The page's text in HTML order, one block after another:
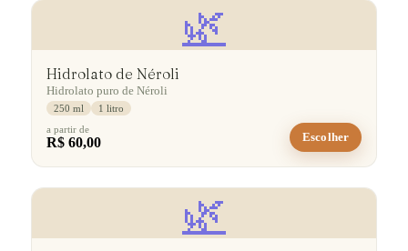
🌿
Hidrolato de Néroli
Hidrolato puro de Néroli
250 ml
1 litro
a partir de
R$ 60,00 Escolher
🌿